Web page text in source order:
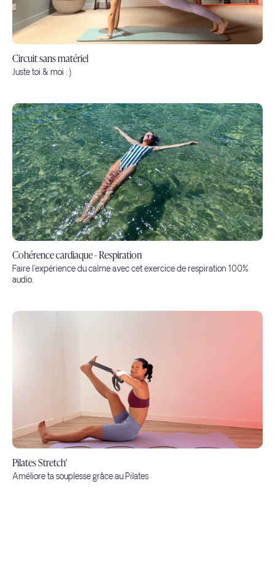
Circuit sans matériel
Juste toi & moi :)
Cohérence cardiaque - Respiration
Faire l'expérience du calme avec cet exercice de respiration 100%
audio.
Pilates Stretch'
Améliore ta souplesse grâce au Pilates